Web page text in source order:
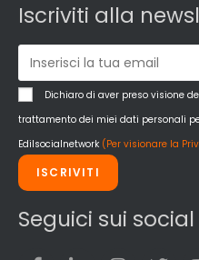
Iscriviti alla
Dichiaro di aver preso visione
trattamento dei miei dati personali
Edilsocialnetwork (Per visionare la
ISCRIVITI
Seguici sui social